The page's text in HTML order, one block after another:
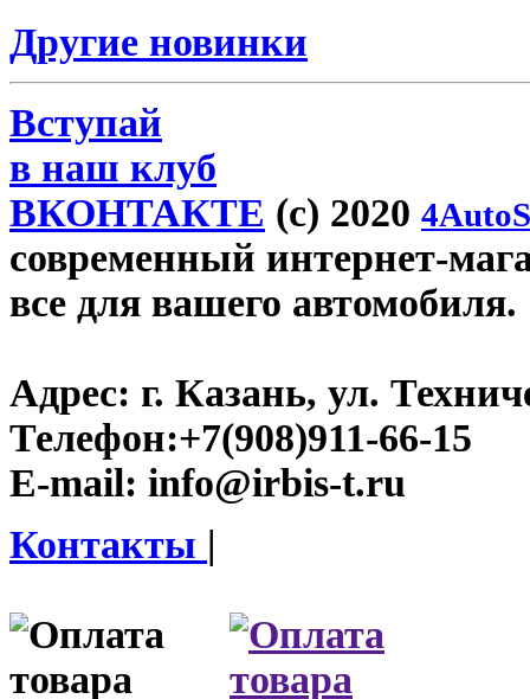
Другие новинки
Вступай
в наш клуб
ВКОНТАКТЕ (c) 2020
современный интернет-
все для вашего автомобиля.
Адрес: г. Казань, ул.
Телефон:+7(908)911-66-15
E-mail: info@irbis-t.ru
Контакты |